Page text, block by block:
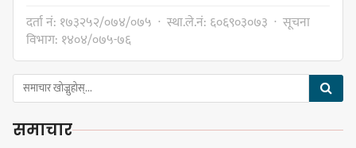
गोर्खा-लिम्बुवान १८३१ ऐतिहासिक
सन्धिका लागि विशेष समिति गठन गर्न
प्रधानमन्त्रीसँग आग्रह : कुमार लिङ्देन
कार्यवाहक प्रमुख बेघालाई अश्लील शब्द
दर्ता नं: १७३२५२/०७४/०७५ · स्था.ले.नं: ६०६९०३०७३ · सूचना
विभाग: १४०४/०७५-७६
समाचार